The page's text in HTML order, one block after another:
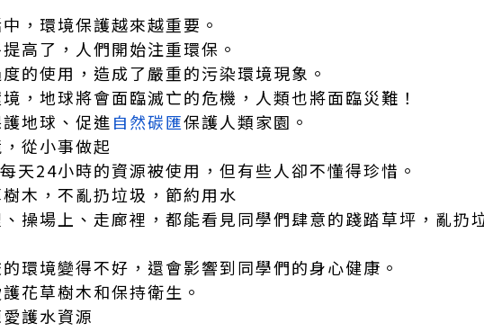
，環境保護越來越重要。
高了，人們開始注重環保。
的使用，造成了嚴重的污染環境現象。
，地球將會面臨滅亡的危機，人類也將面臨災難！
地球、促進自然碳匯保護人類家園。
從小事做起
天24小時的資源被使用，但有些人卻不懂得珍惜。
木，不亂扔垃圾，節約用水
操場上、走廊裡，都能看見同學們肆意的踐踏草坪，亂扔
環境變得不好，還會影響到同學們的身心健康。
花草樹木和保持衛生。
護水資源